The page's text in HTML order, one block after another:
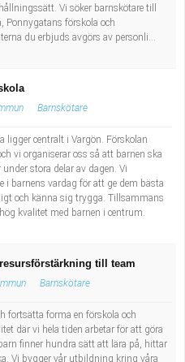
Vi söker barnskötare till
Ponnygatans förskola och
du erbjuds avgörs av personli...
Barnskötare
ligger centralt i Vargön. Förskolan
vi organiserar oss så att barnen ska
stora delar av dagen. Vi
i barnens vardag för att ge dem bästa
och känna sig trygga. Tillsammans
kvalitet med barnen i centrum.
till team
Barnskötare
fortsätta forma en förskola och
där vi hela tiden arbetar för att göra
finner hundra sätt att lära på, hittar
Vi bygger vår utbildning kring våra